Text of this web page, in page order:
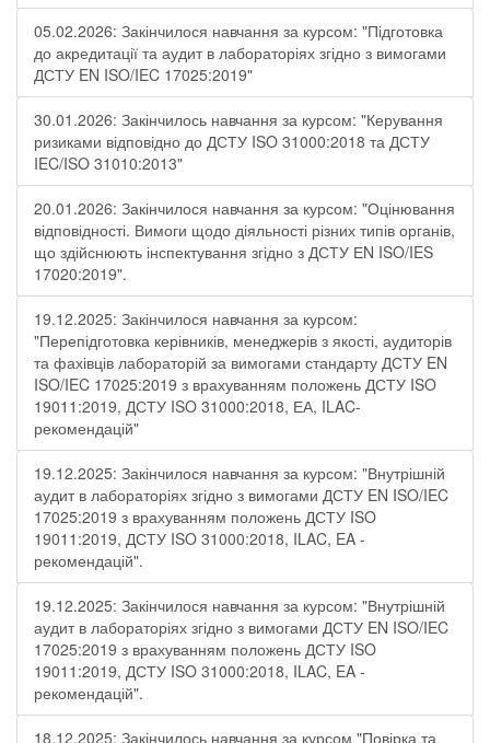
05.02.2026: Закінчилося навчання за курсом: "Підготовка
до акредитації та аудит в лабораторіях згідно з вимогами
ДСТУ EN ISO/IEC 17025:2019"
30.01.2026: Закінчилось навчання за курсом: "Керування
ризиками відповідно до ДСТУ ISO 31000:2018 та ДСТУ
IEC/ISO 31010:2013"
20.01.2026: Закінчилося навчання за курсом: "Оцінювання
відповідності. Вимоги щодо діяльності різних типів органів,
що здійснюють інспектування згідно з ДСТУ ЕN ISO/IES
17020:2019".
19.12.2025: Закінчилося навчання за курсом:
"Перепідготовка керівників, менеджерів з якості, аудиторів
та фахівців лабораторій за вимогами стандарту ДСТУ EN
ISO/IEC 17025:2019 з врахуванням положень ДСТУ ISO
19011:2019, ДСТУ ISO 31000:2018, ЕА, ILAC-
рекомендацій"
19.12.2025: Закінчилося навчання за курсом: "Внутрішній
аудит в лабораторіях згідно з вимогами ДСТУ EN ISO/IEC
17025:2019 з врахуванням положень ДСТУ ISO
19011:2019, ДСТУ ISO 31000:2018, ILAC, EA -
рекомендацій".
19.12.2025: Закінчилося навчання за курсом: "Внутрішній
аудит в лабораторіях згідно з вимогами ДСТУ EN ISO/IEC
17025:2019 з врахуванням положень ДСТУ ISO
19011:2019, ДСТУ ISO 31000:2018, ILAC, EA -
рекомендацій".
18.12.2025: Закінчилось навчання за курсом "Повірка та